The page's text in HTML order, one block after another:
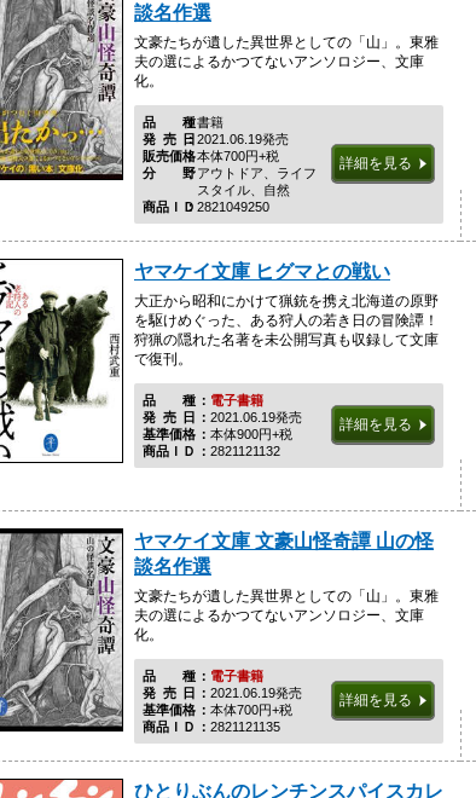
談名作選
文豪たちが遺した異世界としての「山」。東雅
夫の選によるかつてないアンソロジー、文庫
化。
品種
書籍
発売日2021.06.19発売
販売価格本体700円+税
分野アウトドア、ライフ
スタイル、自然
商品ＩＤ 2821049250
詳細を見る
ヤマケイ文庫 ヒグマとの戦い
大正から昭和にかけて猟銃を携え北海道の原野
を駆けめぐった、ある狩人の若き日の冒険譚！
狩猟の隠れた名著を未公開写真も収録して文庫
で復刊。
品種電子書籍
発売日 2021.06.19発売
基準価格
本体900円+税
商品ＩＤ
2821121132
詳細を見る
ヤマケイ文庫 文豪山怪奇譚 山の怪
談名作選
文豪たちが遺した異世界としての「山」。東雅
夫の選によるかつてないアンソロジー、文庫
化。
品種電子書籍
発売日 2021.06.19発売
基準価格
本体700円+税
商品ＩＤ
2821121135
詳細を見る
ひとりぶんのレンチンスパイスカレ